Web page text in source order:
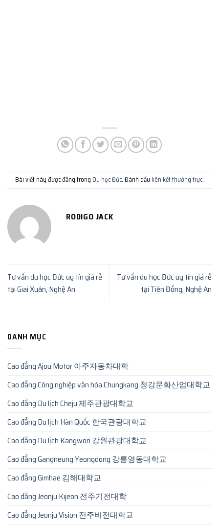
Bài viết này được đăng trong Du học Đức. Đánh dấu liên kết thường trực.
RODIGO JACK
Tư vấn du học Đức uy tín giá rẻ
tại Giai Xuân, Nghệ An
Tư vấn du học Đức uy tín giá rẻ
tại Tiên Đồng, Nghệ An
DANH MỤC
Cao đẳng Ajou Motor 아주자동차대학
Cao đẳng Công nghiệp văn hóa Chungkang 청강문화산업대학교
Cao đẳng Du lịch Cheju 제주관광대학교
Cao đẳng Du lịch Hàn Quốc 한국관광대학교
Cao đẳng Du lịch Kangwon 강원관광대학교
Cao đẳng Gangneung Yeongdong 강릉영동대학교
Cao đẳng Gimhae 김해대학교
Cao đẳng Jeonju Kijeon 전주기전대학
Cao đẳng Jeonju Vision 전주비전대학교